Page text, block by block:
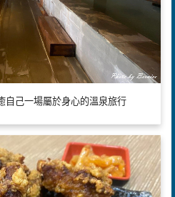
自己一場屬於身心的溫泉旅行